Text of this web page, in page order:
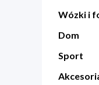
Wózki i
Dom
Sport